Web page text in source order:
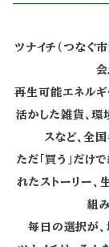
ツナイチ（つなぐ
会
再生可能エネル
活かした雑貨、
スなど、全
ただ「買う」だけ
れたストーリー
組
毎日の選択が、